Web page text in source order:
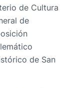
de Cultura
de
de San